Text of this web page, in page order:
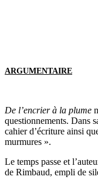
ARGUMENTAIRE
De l’encrier à la plume
questionnements. Dans
cahier d’écriture ainsi
murmures ».
Le temps passe et
de Rimbaud, empli de